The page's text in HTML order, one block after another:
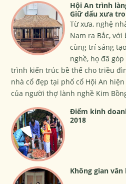
Hội An trình
Giữ dấu xưa
Từ xưa, nghệ
Nam ra Bắc, với
cùng trí sáng
nghề, họ đã
trình kiến trúc bề thế cho triều
nhà cổ đẹp tại phố cổ Hội An
của người thợ lành nghề Kim
Điểm kinh
2018
Không gian